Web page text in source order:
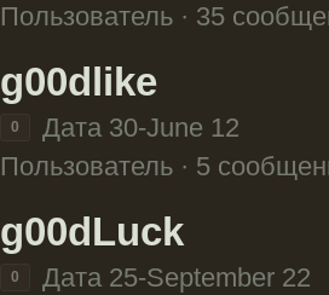
Пользователь · 35
g00dlike
0
Дата 30-June 12
Пользователь · 5
g00dLuck
0
Дата 25-September 22